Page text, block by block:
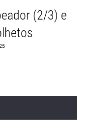
(2/3) e